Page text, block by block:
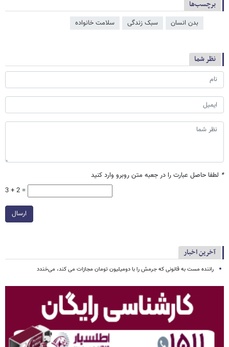
برچسب‌ها
بدن انسان سبک زندگی سلامت خانواده
نظر شما
* لطفا حاصل عبارت را در جعبه متن روبرو وارد کنید
3 + 2 =
ارسال
آخرین اخبار
راننده مست به قانونی که جرمش را با دومیلیون تومان مجازات می کند، می‌خندد